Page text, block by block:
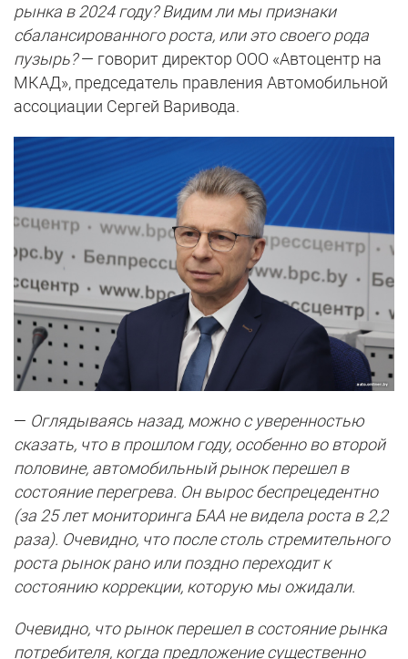
рынка в 2024 году? Видим ли мы признаки
сбалансированного роста, или это своего рода
пузырь?— говорит директор ООО «Автоцентр на
МКАД», председатель правления Автомобильной
ассоциации Сергей Варивода.
— Оглядываясь назад, можно с уверенностью
сказать, что в прошлом году, особенно во второй
половине, автомобильный рынок перешел в
состояние перегрева. Он вырос беспрецедентно
(за 25 лет мониторинга БАА не видела роста в 2,2
раза). Очевидно, что после столь стремительного
роста рынок рано или поздно переходит к
состоянию коррекции, которую мы ожидали.
Очевидно, что рынок перешел в состояние рынка
потребителя, когда предложение существенно